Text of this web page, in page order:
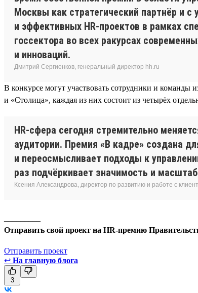
Москвы как стратегический партнёр и
и эффективных HR-проектов в рамках
госсектора во всех ракурсах
и инноваций.
Дмитрий Сергиенков, генеральный директор hh.ru
В конкурсе могут участвовать сотрудники и
и «Столица», каждая из них состоит из четырёх
HR-сфера сегодня стремительно
аудитории. Премия «В кадре» создана
и переосмысливает подходы к
раз подчёркивает значимость и
Ксения Александрова, директор по развитию и работе с
Отправить свой проект на HR-премию
Отправить проект
↩ На главную блога
3